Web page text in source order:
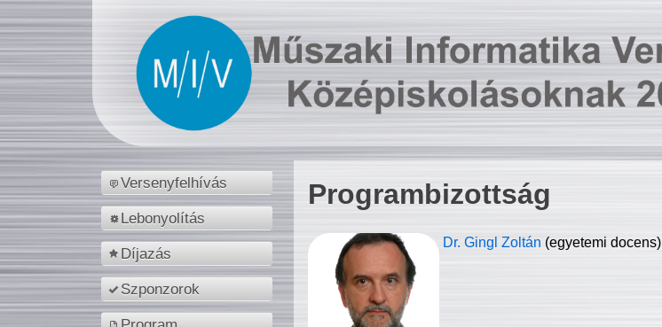
Versenyfelhívás
Lebonyolítás
Díjazás
Szponzorok
Programbizottság
Dr. Gingl Zoltán (egyetemi docens)